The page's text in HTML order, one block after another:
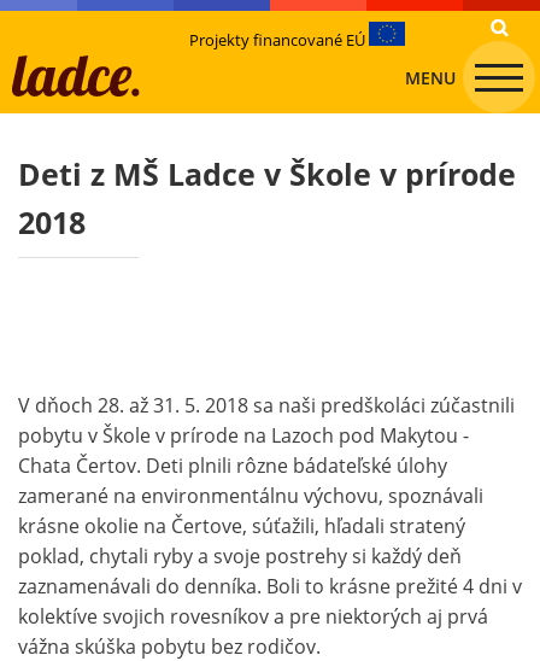
Projekty financované EÚ
MENU
Deti z MŠ Ladce v Škole v prírode
2018
V dňoch 28. až 31. 5. 2018 sa naši predškoláci zúčastnili
pobytu v Škole v prírode na Lazoch pod Makytou -
Chata Čertov. Deti plnili rôzne bádateľské úlohy
zamerané na environmentálnu výchovu, spoznávali
krásne okolie na Čertove, súťažili, hľadali stratený
poklad, chytali ryby a svoje postrehy si každý deň
zaznamenávali do denníka. Boli to krásne prežité 4 dni v
kolektíve svojich rovesníkov a pre niektorých aj prvá
vážna skúška pobytu bez rodičov.